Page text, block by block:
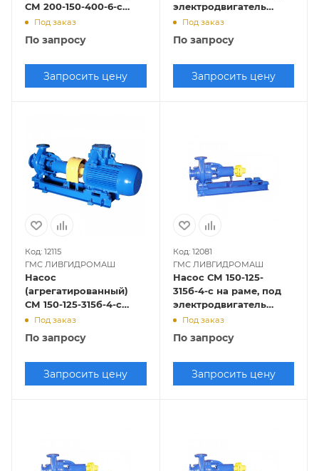
СМ 200-150-400-6-с
(30х1000)
Под заказ
По запросу
Запросить цену
электродвигатель
7,5х1500
Под заказ
По запросу
Запросить цену
Код: 12115
ГМС ЛИВГИДРОМАШ
Насос
(агрегатированный)
СМ 150-125-315б-4-с
(22х1500)
Под заказ
По запросу
Запросить цену
Код: 12081
ГМС ЛИВГИДРОМАШ
Насос СМ 150-125-
315б-4-с на раме, под
электродвигатель
22х1500
Под заказ
По запросу
Запросить цену